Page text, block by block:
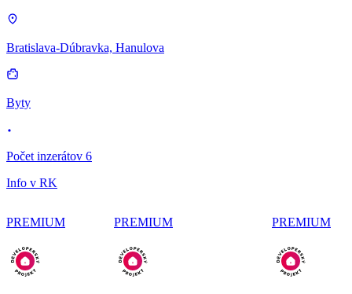
Bratislava-Dúbravka, Hanulova
Byty
Počet inzerátov 6
Info v RK
PREMIUM PREMIUM PREMIUM